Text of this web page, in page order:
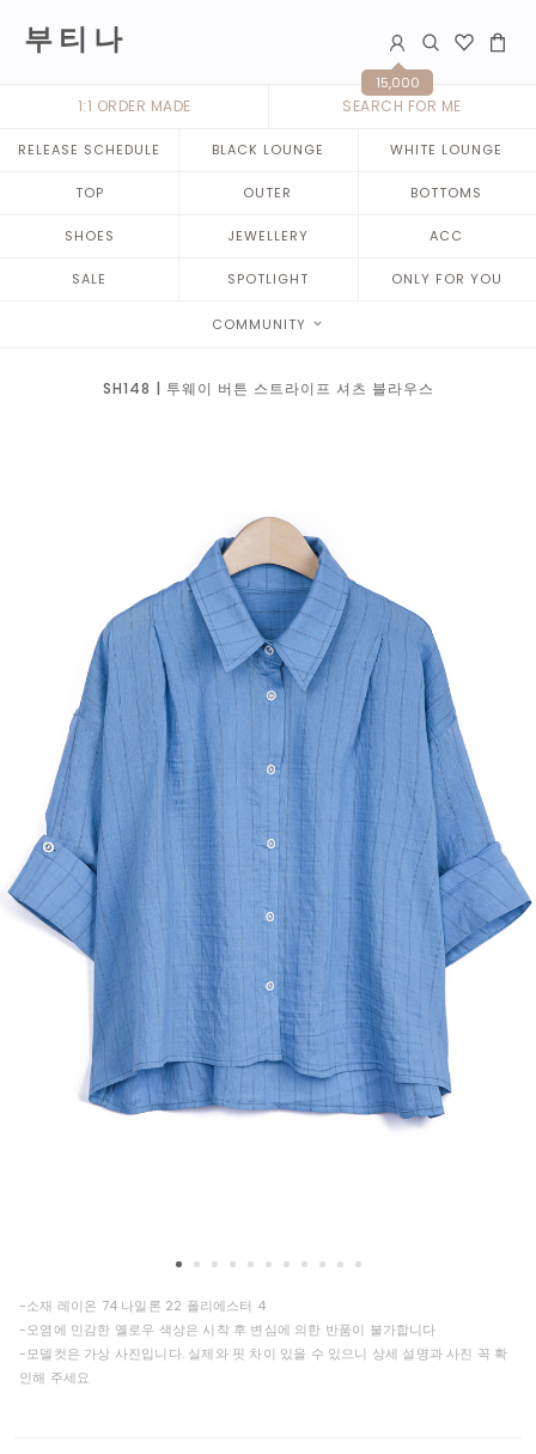
부 티 나
15,000
1:1 ORDER MADE SEARCH FOR ME
RELEASE SCHEDULE BLACK LOUNGE WHITE LOUNGE
TOP OUTER BOTTOMS
SHOES JEWELLERY ACC
SALE SPOTLIGHT ONLY FOR YOU
COMMUNITY
SH148 | 투웨이 버튼 스트라이프 셔츠 블라우스
-소재 레이온 74 나일론 22 폴리에스터 4
-오염에 민감한 옐로우 색상은 시착 후 변심에 의한 반품이 불가합니다
-모델컷은 가상 사진입니다. 실제와 핏 차이 있을 수 있으니 상세 설명과 사진 꼭 확
인해 주세요